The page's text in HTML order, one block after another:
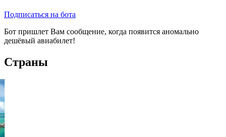
Подписаться на бота
Бот пришлет Вам сообщение, когда появится аномально
дешёвый авиабилет!
Страны